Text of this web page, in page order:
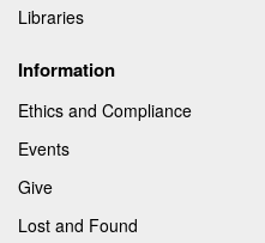
Libraries
Information
Ethics and Compliance
Events
Give
Lost and Found